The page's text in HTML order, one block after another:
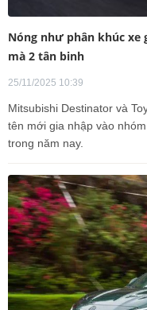
Nóng như phân khúc xe
mà 2 tân binh
25/11/2025 10:39
Mitsubishi Destinator và
tên mới gia nhập vào
trong năm nay.